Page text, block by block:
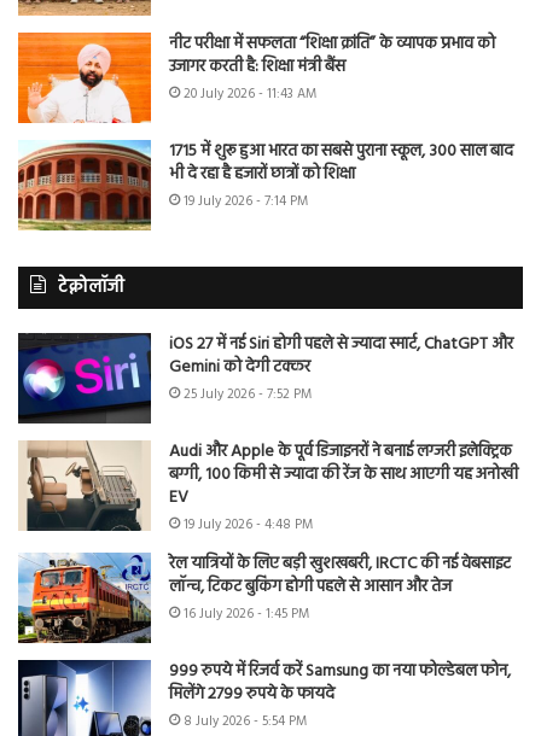
नीट परीक्षा में सफलता “शिक्षा क्रांति” के व्यापक प्रभाव को
उजागर करती है: शिक्षा मंत्री बैंस
20 July 2026 - 11:43 AM
1715 में शुरू हुआ भारत का सबसे पुराना स्कूल, 300 साल बाद
भी दे रहा है हजारों छात्रों को शिक्षा
19 July 2026 - 7:14 PM
टेक्नोलॉजी
iOS 27 में नई Siri होगी पहले से ज्यादा स्मार्ट, ChatGPT और
Gemini को देगी टक्कर
25 July 2026 - 7:52 PM
Audi और Apple के पूर्व डिजाइनरों ने बनाई लग्जरी इलेक्ट्रिक
बग्गी, 100 किमी से ज्यादा की रेंज के साथ आएगी यह अनोखी
EV
19 July 2026 - 4:48 PM
रेल यात्रियों के लिए बड़ी खुशखबरी, IRCTC की नई वेबसाइट
लॉन्च, टिकट बुकिंग होगी पहले से आसान और तेज
16 July 2026 - 1:45 PM
999 रुपये में रिजर्व करें Samsung का नया फोल्डेबल फोन,
मिलेंगे 2799 रुपये के फायदे
8 July 2026 - 5:54 PM